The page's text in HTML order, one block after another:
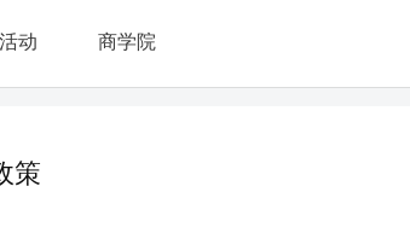
活动 商学院
策